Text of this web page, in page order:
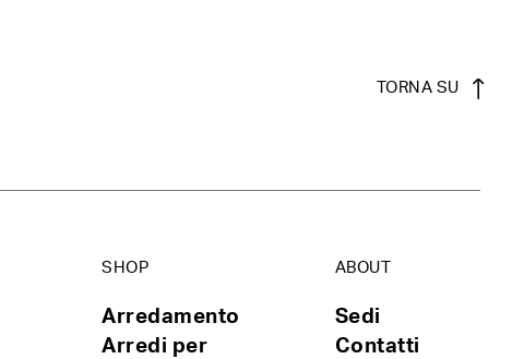
TORNA SU
SHOP
Arredamento
Arredi per
ABOUT
Sedi
Contatti